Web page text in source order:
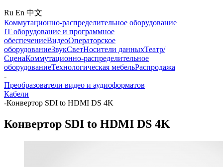
Ru En 中文
Коммутационно-распределительное оборудование
IT оборудование и программное
обеспечениеВидеоОператорское
оборудованиеЗвукСветНосители данныхТеатр/
СценаКоммутационно-распределительное
оборудованиеТехнологическая мебельРаспродажа
-
Преобразователи видео и аудиоформатов
Кабели
-Конвертор SDI to HDMI DS 4K
Конвертор SDI to HDMI DS 4K